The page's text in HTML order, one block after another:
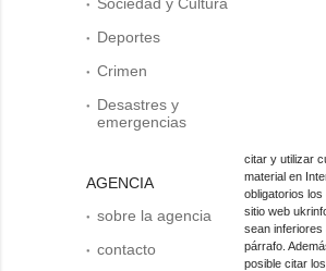
Deportes
Crimen
Desastres y
emergencias
AGENCIA
sobre la agencia
contacto
citar y utilizar
material en
obligatorios los
sitio web
sean inferiores
párrafo.
posible citar